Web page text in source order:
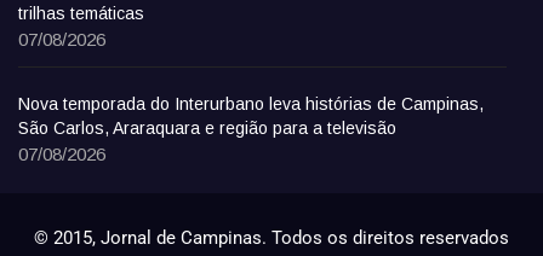
trilhas temáticas
07/08/2026
Nova temporada do Interurbano leva histórias de Campinas,
São Carlos, Araraquara e região para a televisão
07/08/2026
© 2015, Jornal de Campinas. Todos os direitos reservados